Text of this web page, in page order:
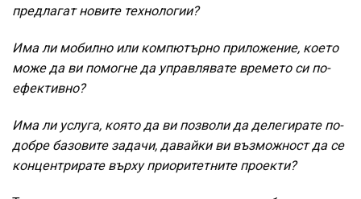
предлагат новите технологии?
Има ли мобилно или компютърно приложение, което
може да ви помогне да управлявате времето си по-
ефективно?
Има ли услуга, която да ви позволи да делегирате по-
добре базовите задачи, давайки ви възможност да се
концентрирате върху приоритетните проекти?